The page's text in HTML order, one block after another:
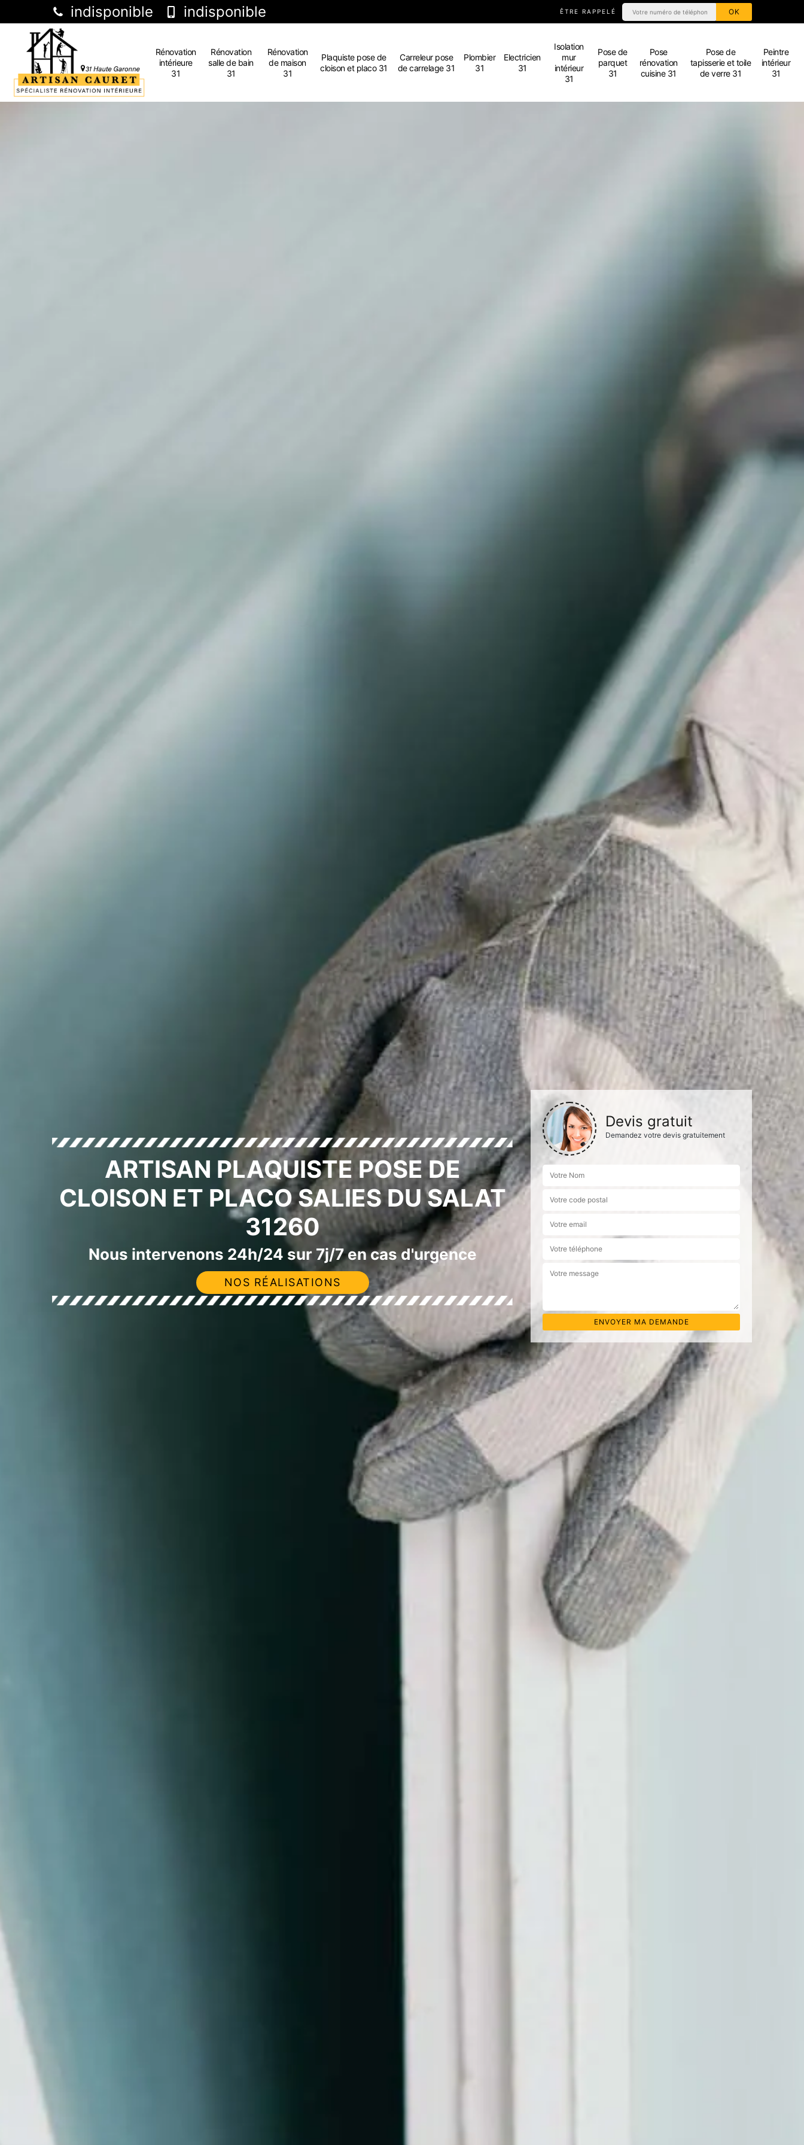
indisponible indisponible ÊTRE RAPPELÉ
Rénovation
intérieure
31
Rénovation
salle de bain
31
Rénovation
de maison
31
Plaquiste pose de
cloison et placo 31
Carreleur pose
de carrelage 31
Plombier
31
Electricien
31
Isolation
mur
intérieur
31
Pose de
parquet
31
Pose
rénovation
cuisine 31
Pose de
tapisserie et toile
de verre 31
Peintre
intérieur
31
ARTISAN PLAQUISTE POSE DE
CLOISON ET PLACO SALIES DU SALAT
31260
Nous intervenons 24h/24 sur 7j/7 en cas d'urgence
NOS RÉALISATIONS
Devis gratuit
Demandez votre devis gratuitement